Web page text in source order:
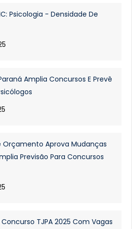
Psicologia - Densidade De
Amplia Concursos E Prevê
Orçamento Aprova Mudanças
Previsão Para Concursos
TJPA 2025 Com Vagas